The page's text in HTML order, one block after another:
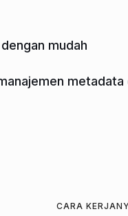
mudah
manajemen
CARA